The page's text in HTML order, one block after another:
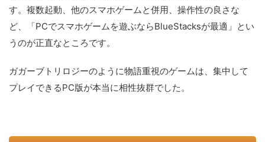
す。複数起動、他のスマホゲームと併用、操作性の良さな
ど、「PCでスマホゲームを遊ぶならBlueStacksが最適」とい
うのが正直なところです。
ガガーブトリロジーのように物語重視のゲームは、集中して
プレイできるPC版が本当に相性抜群でした。